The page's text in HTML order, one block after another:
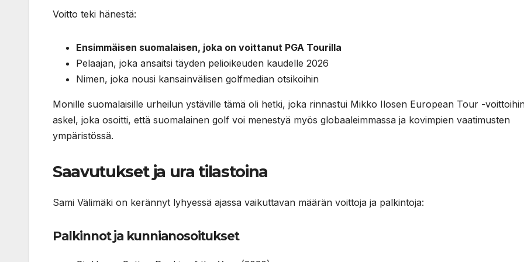
Voitto teki hänestä:
Ensimmäisen suomalaisen, joka on voittanut PGA Tourilla
Pelaajan, joka ansaitsi täyden pelioikeuden kaudelle 2026
Nimen, joka nousi kansainvälisen golfmedian otsikoihin
Monille suomalaisille urheilun ystäville tämä oli hetki, joka rinnastui Mikko Ilosen European Tour -
askel, joka osoitti, että suomalainen golf voi menestyä myös globaaleimmassa ja kovimpien vaatimusten
ympäristössä.
Saavutukset ja ura tilastoina
Sami Välimäki on kerännyt lyhyessä ajassa vaikuttavan määrän voittoja ja palkintoja:
Palkinnot ja kunnianosoitukset